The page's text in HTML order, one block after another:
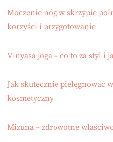
Moczenie nóg w skrzypie
korzyści i przygotowanie
Vinyasa joga – co to za styl i
Jak skutecznie pielęgnować
kosmetyczny
Mizuna – zdrowotne